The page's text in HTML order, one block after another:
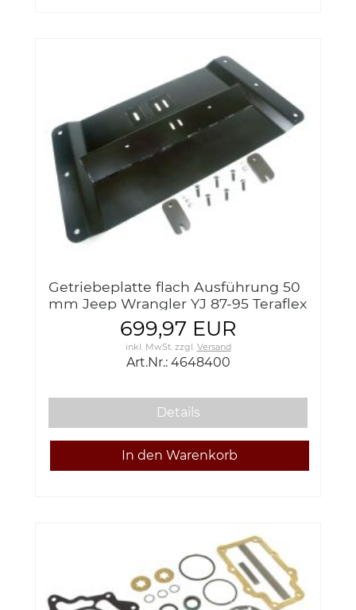
Getriebeplatte flach Ausführung 50
mm Jeep Wrangler YJ 87-95 Teraflex
4648400 YJ HD BellyUp Skid Plate
699,97 EUR
inkl. MwSt.zzgl. Versand
Art.Nr.: 4648400
Details